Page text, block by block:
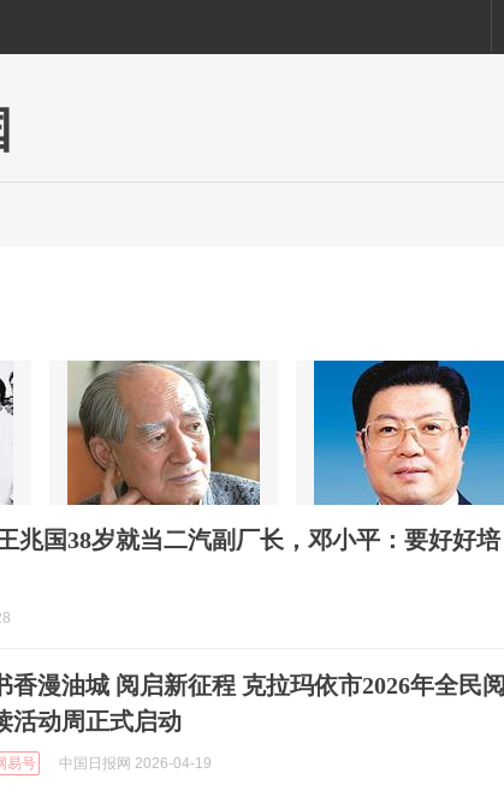
兆国38岁就当二汽副厂长，邓小平：要好好培
香漫油城 阅启新征程 克拉玛依市2026年全民阅
活动周正式启动
易号 中国日报网 2026-04-19